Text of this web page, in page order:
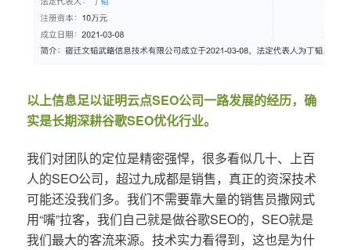
以上信息足以证明云点SEO公司一路发展的经历，确
实是长期深耕谷歌SEO优化行业。
我们对团队的定位是精密强悍，很多看似几十、上百
人的SEO公司，超过九成都是销售，真正的资深技术
可能还没我们多。我们不需要靠大量的销售员撒网式
用“嘴”拉客，我们自己就是做谷歌SEO的，SEO就是
我们最大的客流来源。技术实力看得到，这也是为什